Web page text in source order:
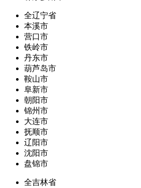
全辽宁省
本溪市
营口市
铁岭市
丹东市
葫芦岛市
鞍山市
阜新市
朝阳市
锦州市
大连市
抚顺市
辽阳市
沈阳市
盘锦市
全吉林省